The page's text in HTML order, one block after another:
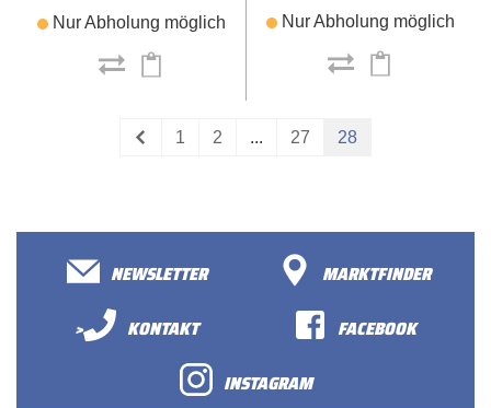
Nur Abholung möglich Nur Abholung möglich
1 2 ... 27 28
NEWSLETTER
MARKTFINDER
>
KONTAKT
FACEBOOK
INSTAGRAM